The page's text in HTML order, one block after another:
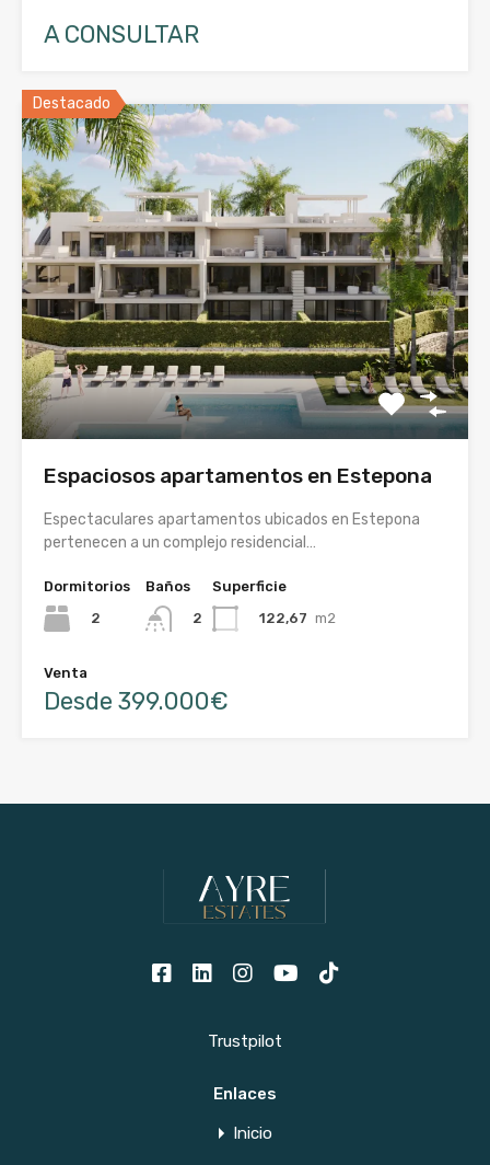
A CONSULTAR
Destacado
Espaciosos apartamentos en Estepona
Espectaculares apartamentos ubicados en Estepona
pertenecen a un complejo residencial…
Dormitorios
2
Baños
2
Superficie
122,67 m2
Venta
Desde 399.000€
Trustpilot
Enlaces
Inicio